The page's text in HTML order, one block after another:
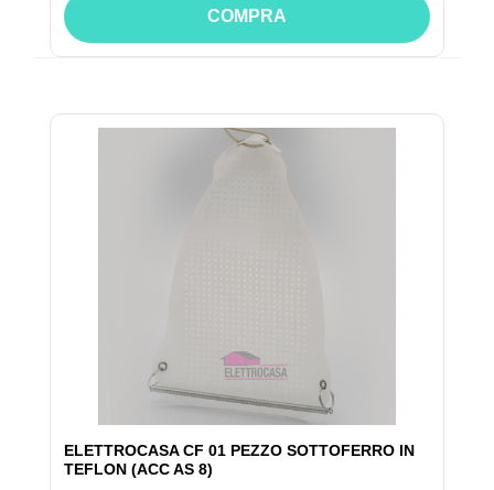
COMPRA
ELETTROCASA CF 01 PEZZO SOTTOFERRO IN
TEFLON (ACC AS 8)